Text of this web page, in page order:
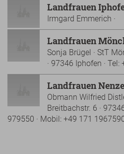
Landfrauen
Irmgard Emmerich ·
Landfrauen
Sonja Brügel · StT
· 97346 Iphofen ·
Landfrauen
Obmann Wilfried
Breitbachstr. 6 ·
979550 · Mobil: +49 171